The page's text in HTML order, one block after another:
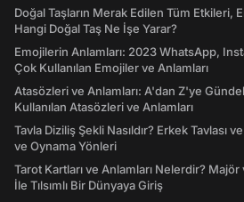
Doğal Taşların Merak Edilen Tüm Etkileri,
Hangi Doğal Taş Ne İşe Yarar?
Emojilerin Anlamları: 2023 WhatsApp,
Çok Kullanılan Emojiler ve Anlamları
Atasözleri ve Anlamları: A'dan Z'ye
Kullanılan Atasözleri ve Anlamları
Tavla Diziliş Şekli Nasıldır? Erkek Tavlası
ve Oynama Yönleri
Tarot Kartları ve Anlamları Nelerdir?
İle Tılsımlı Bir Dünyaya Giriş